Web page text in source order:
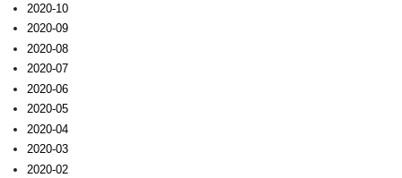
2020-10
2020-09
2020-08
2020-07
2020-06
2020-05
2020-04
2020-03
2020-02